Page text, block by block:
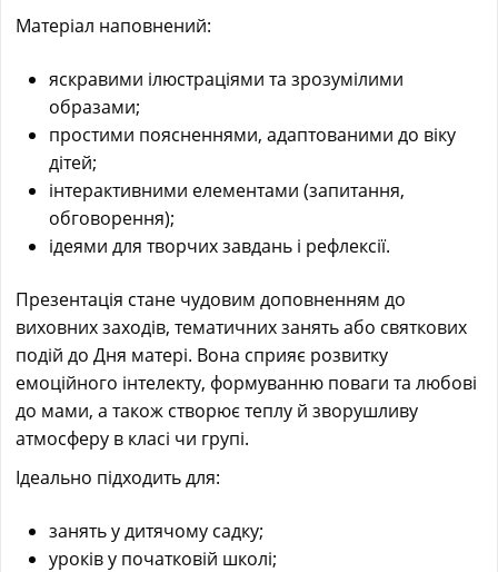
Матеріал наповнений:
яскравими ілюстраціями та зрозумілими
образами;
простими поясненнями, адаптованими до віку
дітей;
інтерактивними елементами (запитання,
обговорення);
ідеями для творчих завдань і рефлексії.
Презентація стане чудовим доповненням до
виховних заходів, тематичних занять або святкових
подій до Дня матері. Вона сприяє розвитку
емоційного інтелекту, формуванню поваги та любові
до мами, а також створює теплу й зворушливу
атмосферу в класі чи групі.
Ідеально підходить для:
занять у дитячому садку;
уроків у початковій школі;